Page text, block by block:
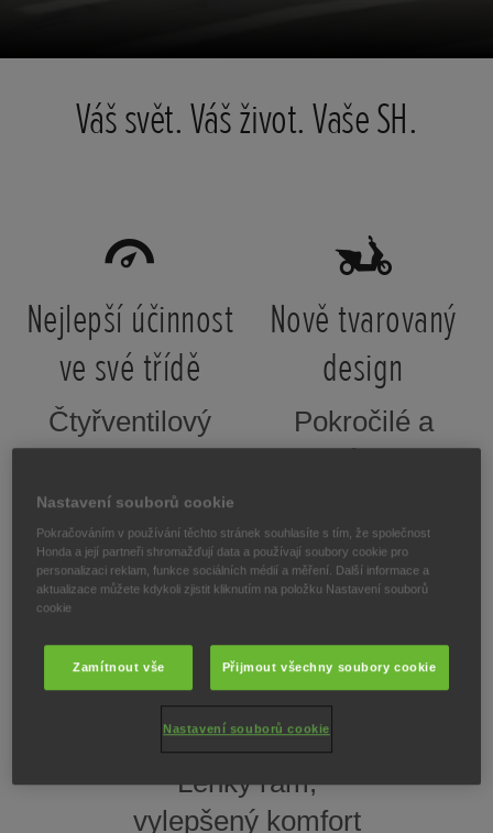
Váš svět. Váš život. Vaše SH.
Nejlepší účinnost
ve své třídě
Čtyřventilový
poskytuje plynulý,
čistý a efektivní
výkon.
Nově tvarovaný
design
Pokročilé a
světlomety a
zadními světly.
Pohodlnější jízda
Lehký rám,
vylepšený komfort
Nastavení souborů cookie
Pokračováním v používání těchto stránek souhlasíte s tím, že společnost
Honda a její partneři shromažďují data a používají soubory cookie pro
personalizaci reklam, funkce sociálních médií a měření. Další informace a
aktualizace můžete kdykoli zjistit kliknutím na položku Nastavení souborů
cookie
Zamítnout vše Přijmout všechny soubory cookie
Nastavení souborů cookie